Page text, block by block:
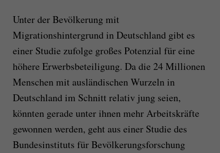
Unter der Bevölkerung mit
Migrationshintergrund in Deutschland gibt es
einer Studie zufolge großes Potenzial für eine
höhere Erwerbsbeteiligung. Da die 24 Millionen
Menschen mit ausländischen Wurzeln in
Deutschland im Schnitt relativ jung seien,
könnten gerade unter ihnen mehr Arbeitskräfte
gewonnen werden, geht aus einer Studie des
Bundesinstituts für Bevölkerungsforschung